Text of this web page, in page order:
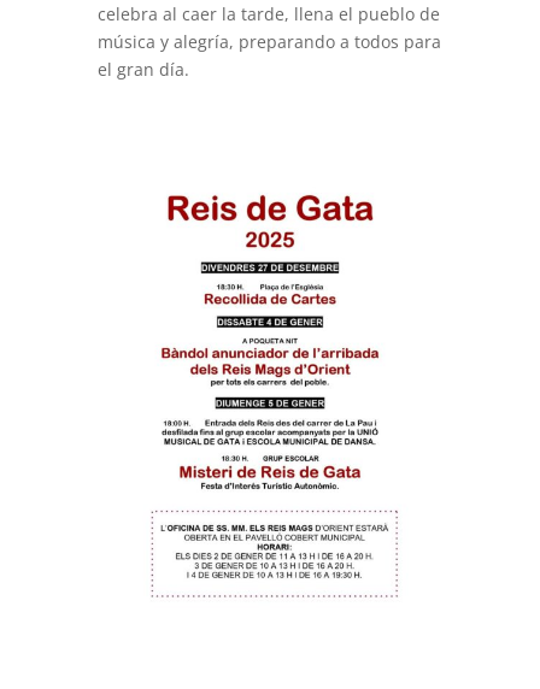
celebra al caer la tarde, llena el pueblo de
música y alegría, preparando a todos para
el gran día.